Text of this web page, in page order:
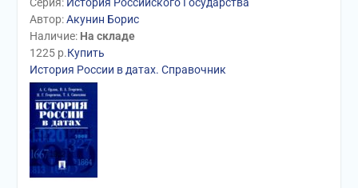
Автор:Акунин Борис
Наличие: На складе
1225р.Купить
История России в датах. Справочник